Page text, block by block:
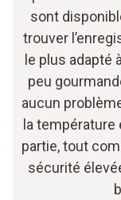
sont
trouver
le plus adapté
peu
aucun
la
partie, tout
sécurité